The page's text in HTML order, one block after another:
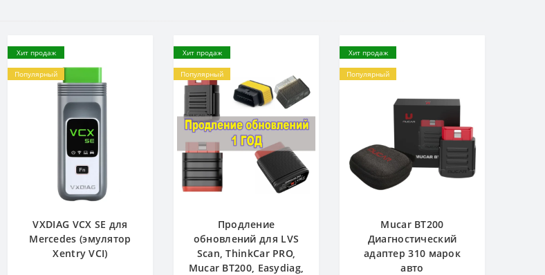
Хит продаж
Популярный
VXDIAG VCX SE для
Mercedes (эмулятор
Xentry VCI)
Хит продаж
Популярный
Продление
обновлений для LVS
Scan, ThinkCar PRO,
Mucar BT200, Easydiag,
Хит продаж
Популярный
Mucar BT200
Диагностический
адаптер 310 марок
авто